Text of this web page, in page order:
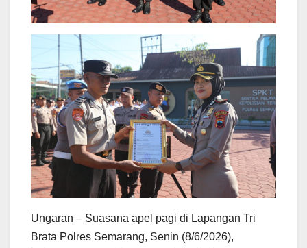
Ungaran – Suasana apel pagi di Lapangan Tri
Brata Polres Semarang, Senin (8/6/2026),